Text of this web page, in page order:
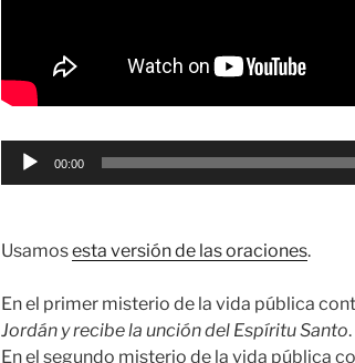
Reproductor
00:00
Usamosesta versión de las oraciones.
En el primer misterio de la vida pública
Jordán y recibe la unción del Espíritu Santo.
En el segundo misterio de la vida pública